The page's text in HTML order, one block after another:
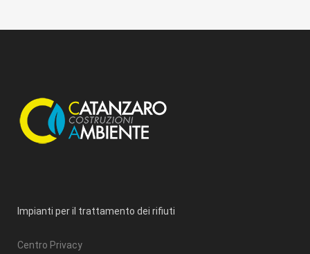
Impianti per il trattamento dei rifiuti
Centro Privacy